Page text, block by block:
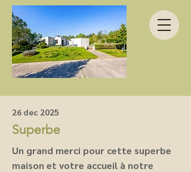
26 dec 2025
Superbe
Un grand merci pour cette superbe
maison et votre accueil à notre